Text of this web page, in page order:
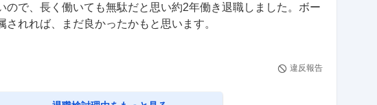
ので、長く働いても無駄だと思い約2年働き退職しました。ボー
されれば、まだ良かったかもと思います。
違反報告